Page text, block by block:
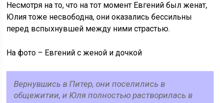
Несмотря на то, что на тот момент Евгений был женат,
Юлия тоже несвободна, они оказались бессильны
перед вспыхнувшей между ними страстью.
На фото – Евгений с женой и дочкой
Вернувшись в Питер, они поселились в
общежитии, и Юля полностью растворилась в